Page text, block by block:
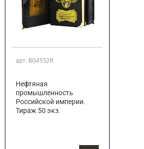
арт. BG4552R
Нефтяная
промышленность
Российской империи.
Тираж 50 экз.